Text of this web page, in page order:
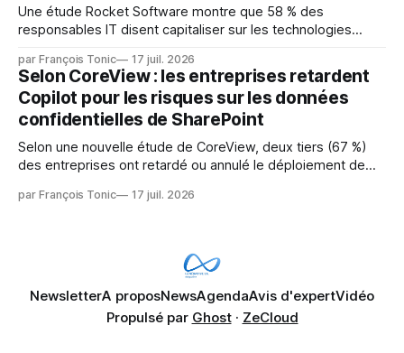
Une étude Rocket Software montre que 58 % des
responsables IT disent capitaliser sur les technologies
pression sur les usages et l'investissement. Cette pression
révèle un écart entre l'ambition et la préparation.
par François Tonic 17 juil. 2026
Selon CoreView : les entreprises retardent
Copilot pour les risques sur les données
confidentielles de SharePoint
Selon une nouvelle étude de CoreView, deux tiers (67 %)
des entreprises ont retardé ou annulé le déploiement de
données confidentielles de SharePoint. Les trois quarts (75
par François Tonic 17 juil. 2026
NewsletterA proposNewsAgendaAvis d'expertVidéo
Propulsé par Ghost· ZeCloud